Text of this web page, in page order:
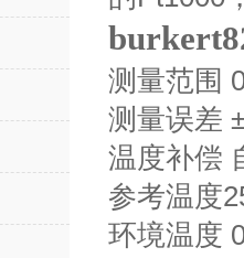
测量范围
测量误差
温度补偿
参考温度
环境温度